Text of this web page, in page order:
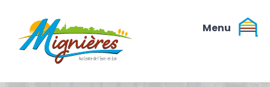
contenu